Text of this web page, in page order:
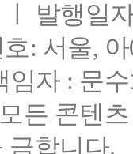
발행일
: 서울,
임자 : 문
든 콘텐
금합니다.